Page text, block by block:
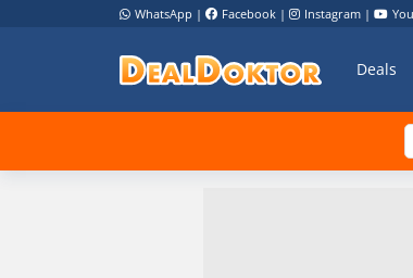
WhatsApp | Facebook | Instagram |
Deals